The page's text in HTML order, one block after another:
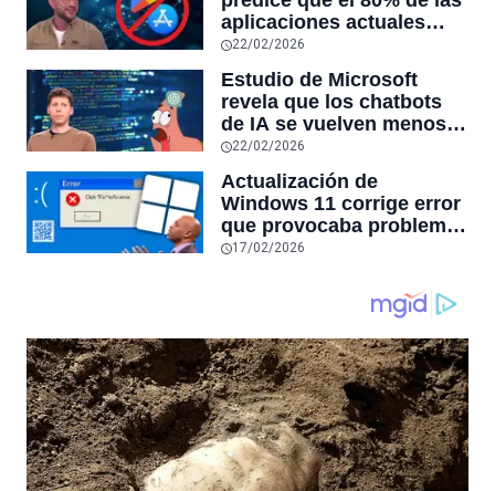
aplicaciones actuales
desaparecerán en el
las aplicaciones con
sensores únicos o
conexiones especiales a
hardware
22/02/2026
Estudio de Microsoft
revela que los chatbots
de IA se vuelven menos
confiables mientras más
tiempo hablas con ellos:
la falta de confiabilidad
sube un 112%
22/02/2026
Actualización de
Windows 11 corrige error
que provocaba problemas
al jugar en PC: los
producían desde 2023
17/02/2026